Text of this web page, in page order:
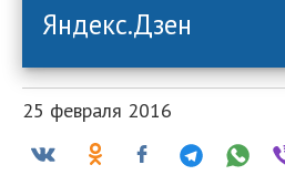
Яндекс.Дзен
25 февраля 2016